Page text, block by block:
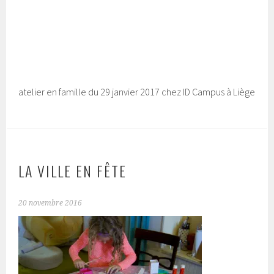
atelier en famille du 29 janvier 2017 chez ID Campus à Liège
LA VILLE EN FÊTE
20 novembre 2016